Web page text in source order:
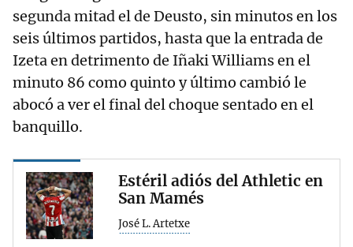
segunda mitad el de Deusto, sin minutos en los
seis últimos partidos, hasta que la entrada de
Izeta en detrimento de Iñaki Williams en el
minuto 86 como quinto y último cambió le
abocó a ver el final del choque sentado en el
banquillo.
Estéril adiós del Athletic en
San Mamés
José L. Artetxe